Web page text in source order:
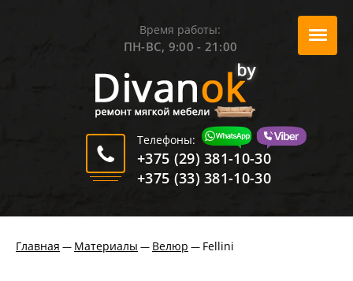
Время работы:
ПН-ВС, 9:00 - 21:00
Телефоны:
+375 (29) 381-10-30
+375 (33) 381-10-30
Главная — Материалы — Велюр — Fellini